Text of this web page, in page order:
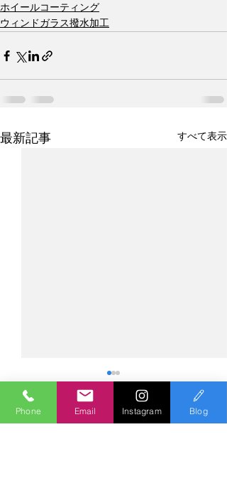
ホイールコーティング
ウィンドガラス撥水加工
最新記事 すべて表示
Phone Email Instagram Blog